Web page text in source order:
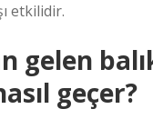
etkilidir.
gelen
geçer?